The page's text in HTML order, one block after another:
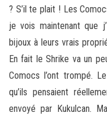
? S’il te plait ! Les
je vois maintenant que
bijoux à leurs vrais
En fait le Shrike va un
Comocs l’ont trompé.
qu’ils pensaient
envoyé par Kukulcan.